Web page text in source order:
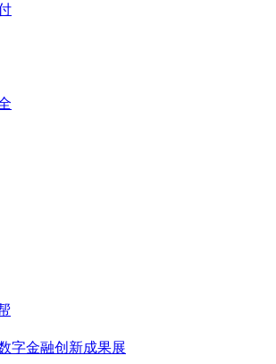
字金融创新成果展